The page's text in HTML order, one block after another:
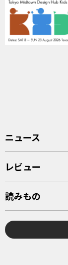
ニュース
レビュー
読みもの